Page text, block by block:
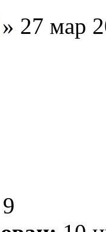
» 27 мар
9